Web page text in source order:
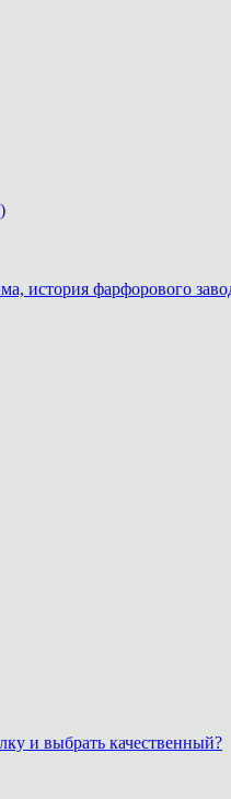
история фарфорового
и выбрать качественный?